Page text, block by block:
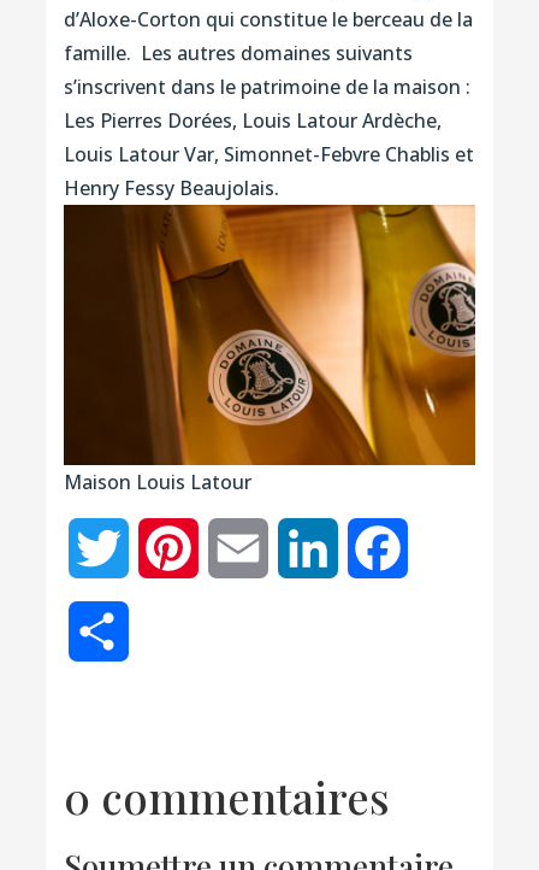
d’Aloxe-Corton qui constitue le berceau de la
famille. Les autres domaines suivants
s’inscrivent dans le patrimoine de la maison :
Les Pierres Dorées, Louis Latour Ardèche,
Louis Latour Var, Simonnet-Febvre Chablis et
Henry Fessy Beaujolais.
Maison Louis Latour
Twitter Pinterest Email LinkedIn
0 commentaires